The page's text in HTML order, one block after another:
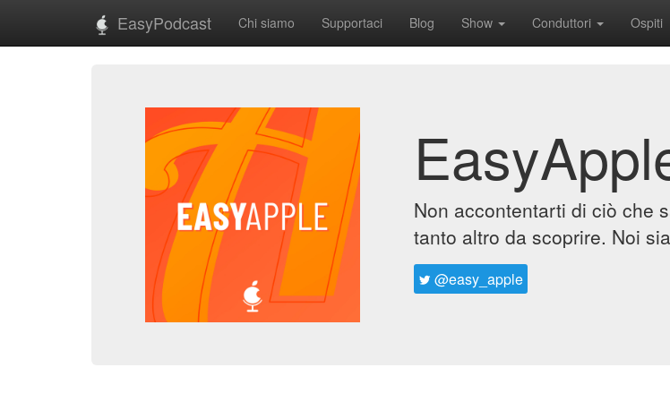
EasyPodcast Chi siamo Supportaci Blog Show Conduttori Ospiti
Non accontentarti di ciò che
tanto altro da scoprire. Noi
@easy_apple